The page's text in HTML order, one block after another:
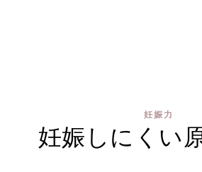
妊娠力
妊娠しにくい